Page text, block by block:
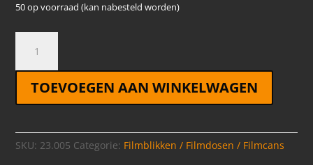
50 op voorraad (kan nabesteld worden)
Filmblik
-
240mtr
metaal
TOEVOEGEN AAN WINKELWAGEN
SKU: 23.005 Categorie: Filmblikken / Filmdosen / Filmcans